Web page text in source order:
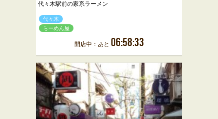
代々木駅前の家系ラーメン
代々木
らーめん屋
開店中：あと 06:58:33